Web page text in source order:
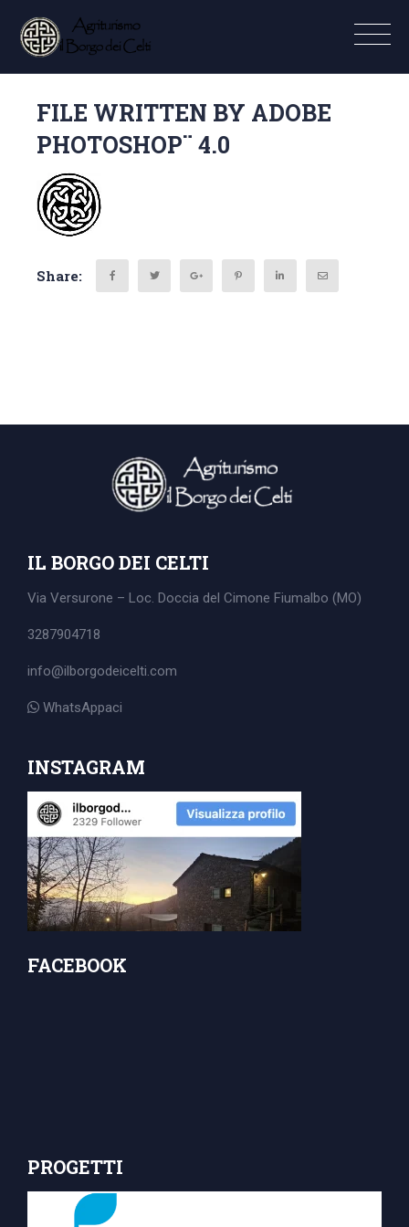
FILE WRITTEN BY ADOBE
PHOTOSHOP¨ 4.0
Share:
IL BORGO DEI CELTI
Via Versurone – Loc. Doccia del Cimone Fiumalbo (MO)
3287904718
info@ilborgodeicelti.com
WhatsAppaci
INSTAGRAM
FACEBOOK
PROGETTI